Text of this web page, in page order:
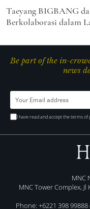
Taeyang BIGBANG
Berkolaborasi dalam
Be part of the in-
news
I have read and accept the terms of
MNC
MNC Tower Complex, Jl
Phone: +6221 398